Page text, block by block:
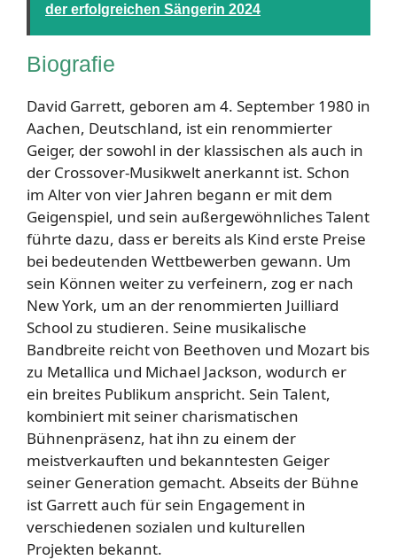
der erfolgreichen Sängerin 2024
Biografie
David Garrett, geboren am 4. September 1980 in
Aachen, Deutschland, ist ein renommierter
Geiger, der sowohl in der klassischen als auch in
der Crossover-Musikwelt anerkannt ist. Schon
im Alter von vier Jahren begann er mit dem
Geigenspiel, und sein außergewöhnliches Talent
führte dazu, dass er bereits als Kind erste Preise
bei bedeutenden Wettbewerben gewann. Um
sein Können weiter zu verfeinern, zog er nach
New York, um an der renommierten Juilliard
School zu studieren. Seine musikalische
Bandbreite reicht von Beethoven und Mozart bis
zu Metallica und Michael Jackson, wodurch er
ein breites Publikum anspricht. Sein Talent,
kombiniert mit seiner charismatischen
Bühnenpräsenz, hat ihn zu einem der
meistverkauften und bekanntesten Geiger
seiner Generation gemacht. Abseits der Bühne
ist Garrett auch für sein Engagement in
verschiedenen sozialen und kulturellen
Projekten bekannt.